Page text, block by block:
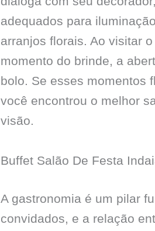
adequados para
arranjos florais. Ao visitar
momento do brinde, a
bolo. Se esses momentos
você encontrou o melhor
visão.
Buffet Salão De Festa
A gastronomia é um pilar
convidados, e a relação